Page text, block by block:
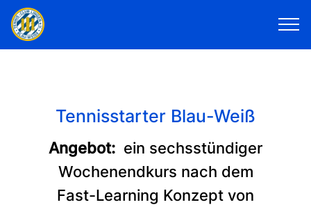
Tennisstarter Blau-Weiß
Angebot: ein sechsstündiger
Wochenendkurs nach dem
Fast-Learning Konzept von